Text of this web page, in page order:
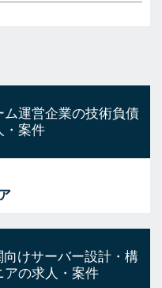
ム運営企業の技術負債
・案件
向けサーバー設計・構
アの求人・案件